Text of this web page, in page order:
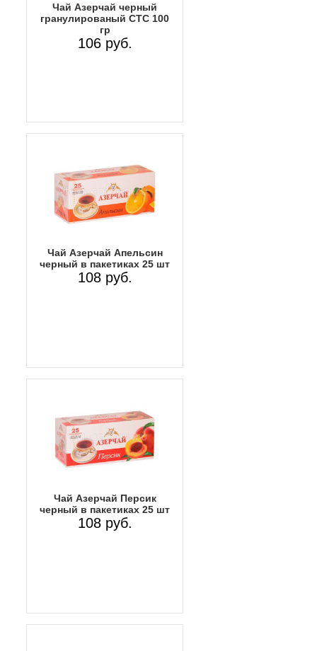
Чай Азерчай черный
гранулированый СТС 100
гр
106 руб.
Чай Азерчай Апельсин
черный в пакетиках 25 шт
108 руб.
Чай Азерчай Персик
черный в пакетиках 25 шт
108 руб.